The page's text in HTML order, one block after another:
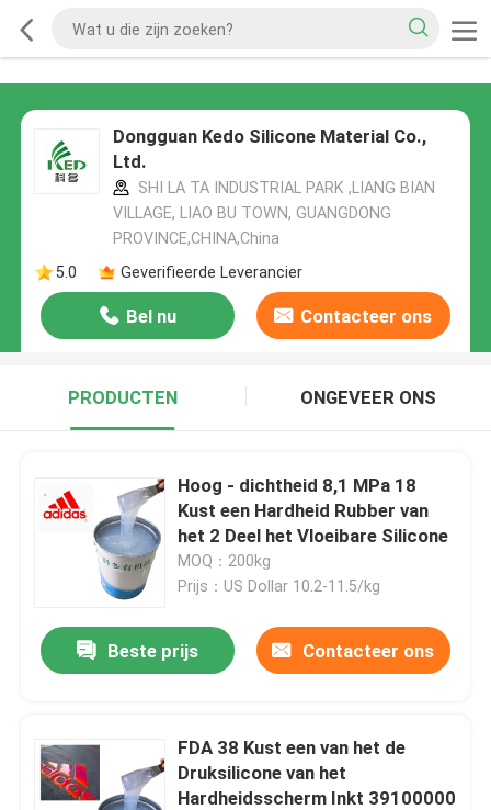
Dongguan Kedo Silicone Material Co.,
Ltd.
SHI LA TA INDUSTRIAL PARK ,LIANG BIAN
VILLAGE, LIAO BU TOWN, GUANGDONG
PROVINCE,CHINA,China
5.0
Geverifieerde Leverancier
Bel nu Contacteer ons
PRODUCTEN ONGEVEER ONS
Hoog - dichtheid 8,1 MPa 18
Kust een Hardheid Rubber van
het 2 Deel het Vloeibare Silicone
MOQ：200kg
Prijs：US Dollar 10.2-11.5/kg
Beste prijs Contacteer ons
FDA 38 Kust een van het de
Druksilicone van het
Hardheidsscherm Inkt 39100000